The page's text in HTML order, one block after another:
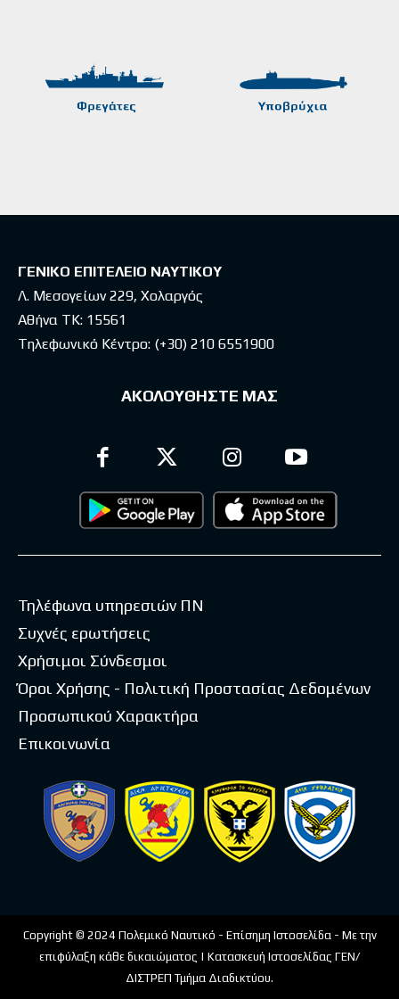
ΓΕΝΙΚΟ ΕΠΙΤΕΛΕΙΟ ΝΑΥΤΙΚΟΥ
Λ. Μεσογείων 229, Χολαργός
Αθήνα ΤΚ: 15561
Τηλεφωνικό Κέντρο: (+30) 210 6551900
ΑΚΟΛΟΥΘΗΣΤΕ ΜΑΣ
Τηλέφωνα υπηρεσιών ΠΝ
Συχνές ερωτήσεις
Χρήσιμοι Σύνδεσμοι
Όροι Χρήσης - Πολιτική Προστασίας Δεδομένων
Προσωπικού Χαρακτήρα
Επικοινωνία
Copyright © 2024 Πολεμικό Ναυτικό - Επίσημη Ιστοσελίδα - Με την
επιφύλαξη κάθε δικαιώματος | Κατασκευή Ιστοσελίδας ΓΕΝ/
ΔΙΣΤΡΕΠ Τμήμα Διαδικτύου.